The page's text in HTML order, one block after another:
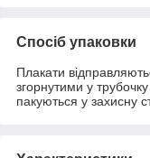
Спосіб упаковки
Плакати
згорнутими у
пакуються у захисну